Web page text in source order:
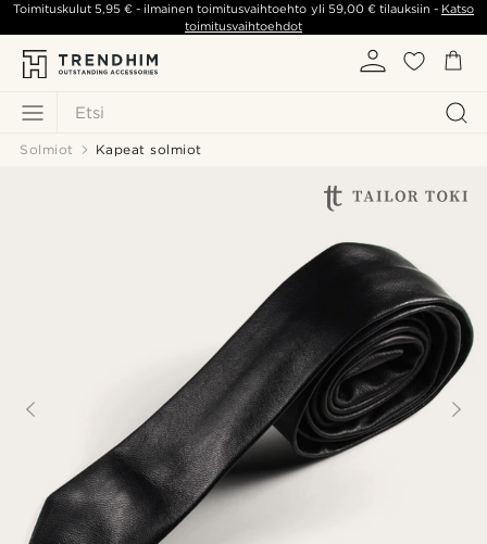
Etsi
Toimituskulut5,95 € - ilmainen toimitusvaihtoehto yli 59,00 €tilauksiin - Katso
toimitusvaihtoehdot
Solmiot Kapeat solmiot